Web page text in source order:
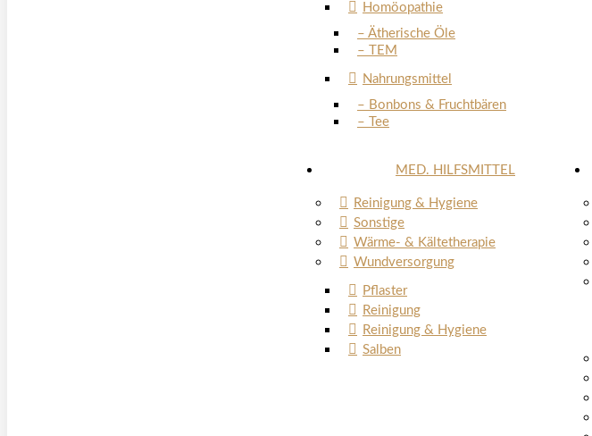
Homöopathie
– Ätherische Öle
– TEM
Nahrungsmittel
– Bonbons & Fruchtbären
– Tee
MED. HILFSMITTEL
Reinigung & Hygiene
Sonstige
Wärme- & Kältetherapie
Wundversorgung
Pflaster
Reinigung
Reinigung & Hygiene
Salben